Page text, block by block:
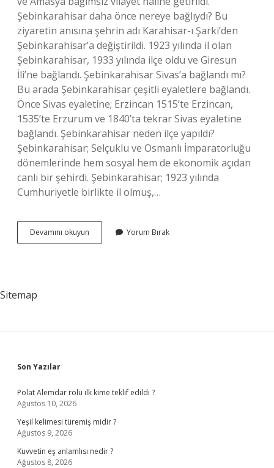
Şebinkarahisar daha önce nereye bağlıydı? Bu
ziyaretin anısına şehrin adı Karahisar-ı Şarki’den
Şebinkarahisar’a değiştirildi. 1923 yılında il olan
Şebinkarahisar, 1933 yılında ilçe oldu ve Giresun
İli’ne bağlandı. Şebinkarahisar Sivas’a bağlandı mı?
Bu arada Şebinkarahisar çeşitli eyaletlere bağlandı.
Önce Sivas eyaletine; Erzincan 1515’te Erzincan,
1535’te Erzurum ve 1840’ta tekrar Sivas eyaletine
bağlandı. Şebinkarahisar neden ilçe yapıldı?
Şebinkarahisar; Selçuklu ve Osmanlı İmparatorluğu
dönemlerinde hem sosyal hem de ekonomik açıdan
canlı bir şehirdi. Şebinkarahisar; 1923 yılında
Cumhuriyetle birlikte il olmuş,…
Devamını okuyun Şebinkarahisar
Eskiden
Yorum Bırak
Sitemap
Sidebar
Son Yazılar
Polat Alemdar rolü ilk kime teklif edildi ?
Ağustos 10, 2026
Yeşil kelimesi türemiş midir ?
Ağustos 9, 2026
Kuvvetin eş anlamlısı nedir ?
Ağustos 8, 2026